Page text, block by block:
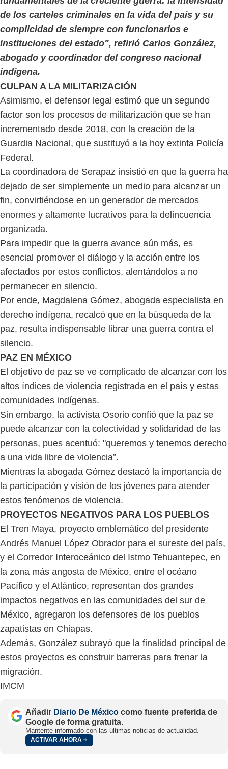
de los carteles criminales en la vida del país y su
complicidad de siempre con funcionarios e
instituciones del estado", refirió Carlos González,
abogado y coordinador del congreso nacional
indígena.
CULPAN A LA MILITARIZACIÓN
Asimismo, el defensor legal estimó que un segundo
factor son los procesos de militarización que se han
incrementado desde 2018, con la creación de la
Guardia Nacional, que sustituyó a la hoy extinta Policía
Federal.
La coordinadora de Serapaz insistió en que la guerra ha
dejado de ser simplemente un medio para alcanzar un
fin, convirtiéndose en un generador de mercados
enormes y altamente lucrativos para la delincuencia
organizada.
Para impedir que la guerra avance aún más, es
esencial promover el diálogo y la acción entre los
afectados por estos conflictos, alentándolos a no
permanecer en silencio.
Por ende, Magdalena Gómez, abogada especialista en
derecho indígena, recalcó que en la búsqueda de la
paz, resulta indispensable librar una guerra contra el
silencio.
PAZ EN MÉXICO
El objetivo de paz se ve complicado de alcanzar con los
altos índices de violencia registrada en el país y estas
comunidades indígenas.
Sin embargo, la activista Osorio confió que la paz se
puede alcanzar con la colectividad y solidaridad de las
personas, pues acentuó: "queremos y tenemos derecho
a una vida libre de violencia”.
Mientras la abogada Gómez destacó la importancia de
la participación y visión de los jóvenes para atender
estos fenómenos de violencia.
PROYECTOS NEGATIVOS PARA LOS PUEBLOS
El Tren Maya, proyecto emblemático del presidente
Andrés Manuel López Obrador para el sureste del país,
y el Corredor Interoceánico del Istmo Tehuantepec, en
la zona más angosta de México, entre el océano
Pacífico y el Atlántico, representan dos grandes
impactos negativos en las comunidades del sur de
México, agregaron los defensores de los pueblos
zapatistas en Chiapas.
Además, González subrayó que la finalidad principal de
estos proyectos es construir barreras para frenar la
migración.
IMCM
Añadir Diario De México como fuente preferida de
Google de forma gratuita.
Mantente informado con las últimas noticias de actualidad.
ACTIVAR AHORA